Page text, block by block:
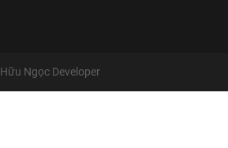
Hữu Ngọc Developer